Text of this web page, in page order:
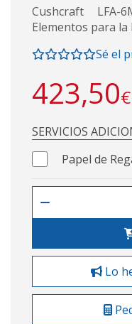
Cushcraft LFA-
Elementos para la
Sé el
423,50€
SERVICIOS
Papel de
Lo